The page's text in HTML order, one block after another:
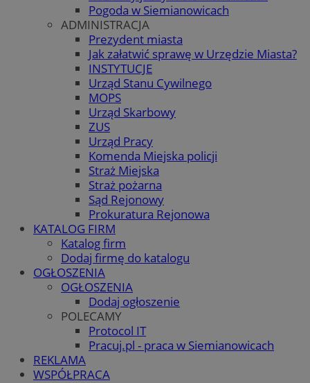
Pogoda w Siemianowicach
ADMINISTRACJA
Prezydent miasta
Jak załatwić sprawę w Urzędzie Miasta?
INSTYTUCJE
Urząd Stanu Cywilnego
MOPS
Urząd Skarbowy
ZUS
Urząd Pracy
Komenda Miejska policji
Straż Miejska
Straż pożarna
Sąd Rejonowy
Prokuratura Rejonowa
KATALOG FIRM
Katalog firm
Dodaj firmę do katalogu
OGŁOSZENIA
OGŁOSZENIA
Dodaj ogłoszenie
POLECAMY
Protocol IT
Pracuj.pl - praca w Siemianowicach
REKLAMA
WSPÓŁPRACA